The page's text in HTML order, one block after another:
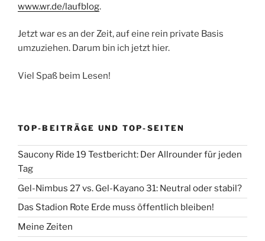
www.wr.de/laufblog.
Jetzt war es an der Zeit, auf eine rein private Basis
umzuziehen. Darum bin ich jetzt hier.
Viel Spaß beim Lesen!
TOP-BEITRÄGE UND TOP-SEITEN
Saucony Ride 19 Testbericht: Der Allrounder für jeden
Tag
Gel-Nimbus 27 vs. Gel-Kayano 31: Neutral oder stabil?
Das Stadion Rote Erde muss öffentlich bleiben!
Meine Zeiten